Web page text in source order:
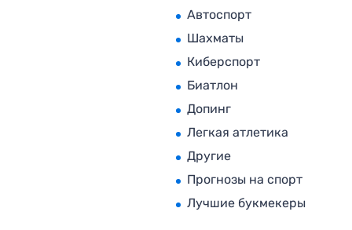
Автоспорт
Шахматы
Киберспорт
Биатлон
Допинг
Легкая атлетика
Другие
Прогнозы на спорт
Лучшие букмекеры